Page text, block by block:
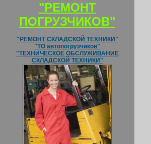
"РЕМОНТ
ПОГРУЗЧИКОВ"
"РЕМОНТ СКЛАДСКОЙ ТЕХНИКИ"
"ТО автопогрузчиков"
"ТЕХНИЧЕСКОЕ ОБСЛУЖИВАНИЕ
СКЛАДСКОЙ ТЕХНИКИ"